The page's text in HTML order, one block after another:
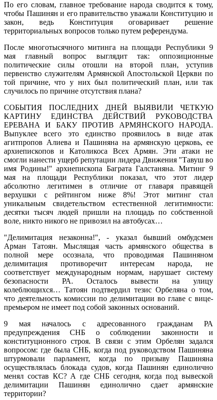
По его словам, главное требование народа сводится к тому,
чтобы Пашинян и его правительство уважали Конституцию и
закон, ведь Конституция оговаривает решение
территориальных вопросов только путем референдума.
После многотысячного митинга на площади Республики 9
мая главный вопрос выглядит так: оппозиционные
политические силы отошли на второй план, уступив
первенство служителям Армянской Апостольской Церкви по
той причине, что у них был политический план, или так
случилось по причине отсутствия плана?
СОБЫТИЯ ПОСЛЕДНИХ ДНЕЙ ВЫЯВИЛИ ЧЕТКУЮ
КАРТИНУ ЕДИНСТВА ДЕЙСТВИЙ РУКОВОДСТВА
ЕРЕВАНА И БАКУ ПРОТИВ АРМЯНСКОГО НАРОДА.
Выпуклее всего это единство проявилось в виде атак
агитпропов Алиева и Пашиняна на армянскую церковь, ее
архиепископов и Католикоса Всех Армян. Эти атаки не
смогли нанести ущерб репутации лидера Движения "Тавуш во
имя Родины!" архиепископа Баграта Галстаняна. Митинг 9
мая на площади Республики показал, что этот лидер
абсолютно легитимен в отличие от главаря правящей
верхушки с рейтингом ниже 8%! Этот митинг стал
уникальным свидетельством естественной легитимности:
десятки тысяч людей пришли на площадь по собственной
воле, никто никого не привозил на автобусах…
"Делимитация незаконна!", - указал бывший омбудсмен
Арман Татоян. Мыслящая часть армянского общества в
полной мере осознала, что проводимая Пашиняном
делимитация противоречит интересам народа, не
соответствует международным нормам, нарушает систему
безопасности РА. Осталось вывести на улицу
колеблющихся… Татоян подтвердил тезис Орбеляна о том,
что деятельность комиссии по делимитации во главе с вице-
премьером не имеет под собой законных оснований.
9 мая началось с адресованного гражданам РА
предупреждения СНБ о соблюдении законности и
конституционного строя. В связи с этим Орбелян задался
вопросом: где была СНБ, когда под руководством Пашиняна
штурмовали парламент, когда по призыву Пашиняна
осуществлялась блокада судов, когда Пашинян единолично
менял состав КС? А где СНБ сегодня, когда под вывеской
делимитации Пашинян единолично сдает армянские
территории?